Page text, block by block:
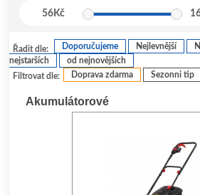
56Kč
Filtrovat dle: Doprava zdarma Sezonni tip
Řadit dle: Doporučujeme Nejlevnější
nejstarších
od nejnovějších
Akumulátorové